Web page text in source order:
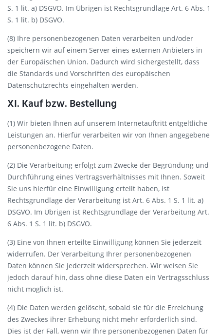
S. 1 lit. a) DSGVO. Im Übrigen ist Rechtsgrundlage Art. 6 Abs. 1
S. 1 lit. b) DSGVO.
(8) Ihre personenbezogenen Daten verarbeiten und/oder
speichern wir auf einem Server eines externen Anbieters in
der Europäischen Union. Dadurch wird sichergestellt, dass
die Standards und Vorschriften des europäischen
Datenschutzrechts eingehalten werden.
XI. Kauf bzw. Bestellung
(1) Wir bieten Ihnen auf unserem Internetauftritt entgeltliche
Leistungen an. Hierfür verarbeiten wir von Ihnen angegebene
personenbezogene Daten.
(2) Die Verarbeitung erfolgt zum Zwecke der Begründung und
Durchführung eines Vertragsverhältnisses mit Ihnen. Soweit
Sie uns hierfür eine Einwilligung erteilt haben, ist
Rechtsgrundlage der Verarbeitung ist Art. 6 Abs. 1 S. 1 lit. a)
DSGVO. Im Übrigen ist Rechtsgrundlage der Verarbeitung Art.
6 Abs. 1 S. 1 lit. b) DSGVO.
(3) Eine von Ihnen erteilte Einwilligung können Sie jederzeit
widerrufen. Der Verarbeitung Ihrer personenbezogenen
Daten können Sie jederzeit widersprechen. Wir weisen Sie
jedoch darauf hin, dass ohne diese Daten ein Vertragsschluss
nicht möglich ist.
(4) Die Daten werden gelöscht, sobald sie für die Erreichung
des Zweckes ihrer Erhebung nicht mehr erforderlich sind.
Dies ist der Fall, wenn wir Ihre personenbezogenen Daten für